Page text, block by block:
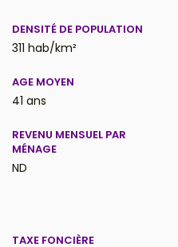
DENSITÉ DE POPULATION
311 hab/km²
AGE MOYEN
41 ans
REVENU MENSUEL PAR
MÉNAGE
ND
TAXE FONCIÈRE